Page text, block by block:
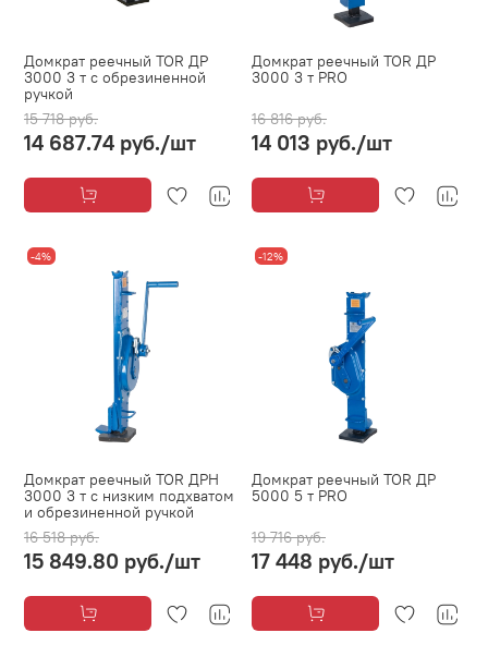
Домкрат реечный TOR ДР
3000 3 т с обрезиненной
ручкой
15 718 руб.
14 687.74 руб./шт
Домкрат реечный TOR ДР
3000 3 т PRO
16 816 руб.
14 013 руб./шт
-4%
Домкрат реечный TOR ДРН
3000 3 т с низким подхватом
и обрезиненной ручкой
16 518 руб.
15 849.80 руб./шт
-12%
Домкрат реечный TOR ДР
5000 5 т PRO
19 716 руб.
17 448 руб./шт